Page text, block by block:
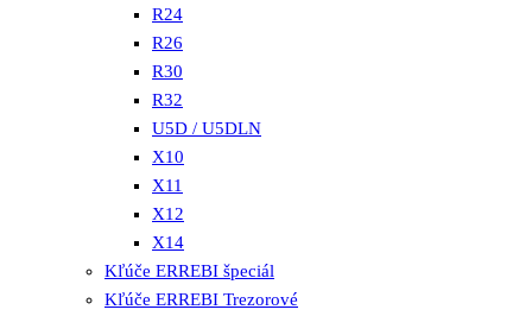
R24
R26
R30
R32
U5D / U5DLN
X10
X11
X12
X14
Kľúče ERREBI špeciál
Kľúče ERREBI Trezorové